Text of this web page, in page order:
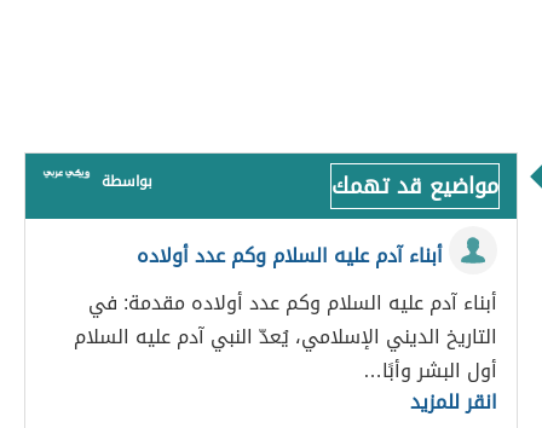
مواضيع قد تهمك بواسطة
أبناء آدم عليه السلام وكم عدد أولاده
أبناء آدم عليه السلام وكم عدد أولاده مقدمة: في
التاريخ الديني الإسلامي، يُعدّ النبي آدم عليه السلام
أول البشر وأبًا…
انقر للمزيد